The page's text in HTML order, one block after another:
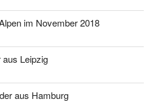
im November 2018
aus Leipzig
aus Hamburg